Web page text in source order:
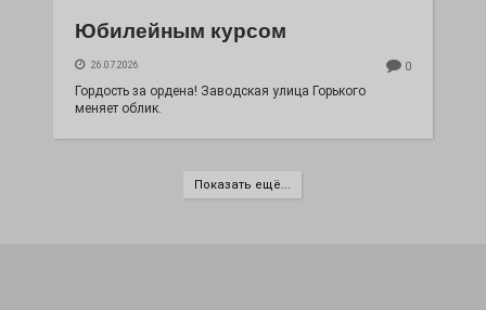
Юбилейным курсом
26.07.2026 0
Гордость за ордена! Заводская улица Горького
меняет облик.
Показать ещё...